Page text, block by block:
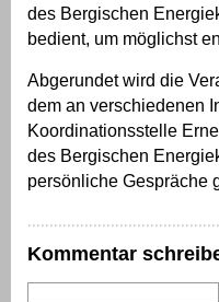
des Bergischen
bedient, um möglichst
Abgerundet wird die
dem an verschiedenen
Koordinationsstelle
des Bergischen
persönliche Gespräche
Kommentar